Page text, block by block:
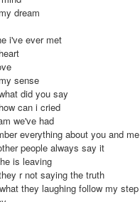
dream
i've ever met
sense
did you say
can i cried
we've had
everything about you and me
people always say it
is leaving
r not saying the truth
they laughing follow my step